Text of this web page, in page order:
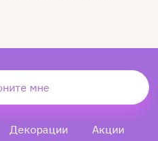
мне
Декорации Акции